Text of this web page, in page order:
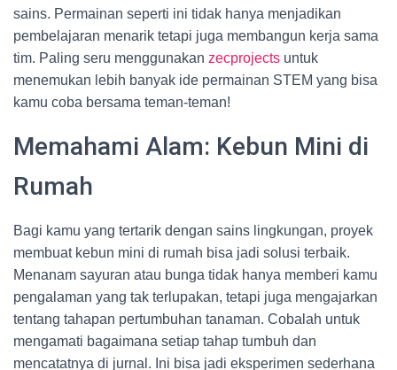
sains. Permainan seperti ini tidak hanya menjadikan
pembelajaran menarik tetapi juga membangun kerja sama
tim. Paling seru menggunakan zecprojects untuk
menemukan lebih banyak ide permainan STEM yang bisa
kamu coba bersama teman-teman!
Memahami Alam: Kebun Mini di
Rumah
Bagi kamu yang tertarik dengan sains lingkungan, proyek
membuat kebun mini di rumah bisa jadi solusi terbaik.
Menanam sayuran atau bunga tidak hanya memberi kamu
pengalaman yang tak terlupakan, tetapi juga mengajarkan
tentang tahapan pertumbuhan tanaman. Cobalah untuk
mengamati bagaimana setiap tahap tumbuh dan
mencatatnya di jurnal. Ini bisa jadi eksperimen sederhana